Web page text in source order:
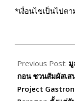
*เงื่อนไขเป็นไปต
03-
19
Previous Post: มู
กอน ชวนสัมผัสเส
Project